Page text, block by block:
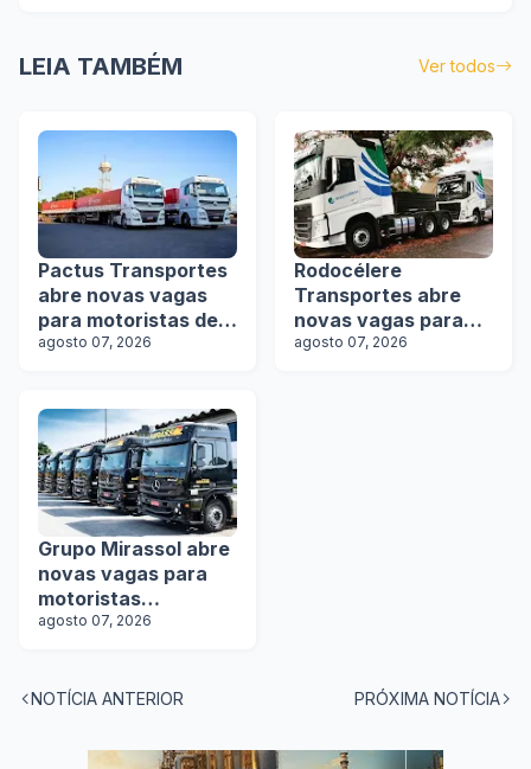
LEIA TAMBÉM Ver todos
Pactus Transportes
abre novas vagas
para motoristas de
rodotrens
agosto 07, 2026
Rodocélere
Transportes abre
novas vagas para
motoristas
agosto 07, 2026
Grupo Mirassol abre
novas vagas para
motoristas
categoria D e E
agosto 07, 2026
NOTÍCIA ANTERIOR PRÓXIMA NOTÍCIA